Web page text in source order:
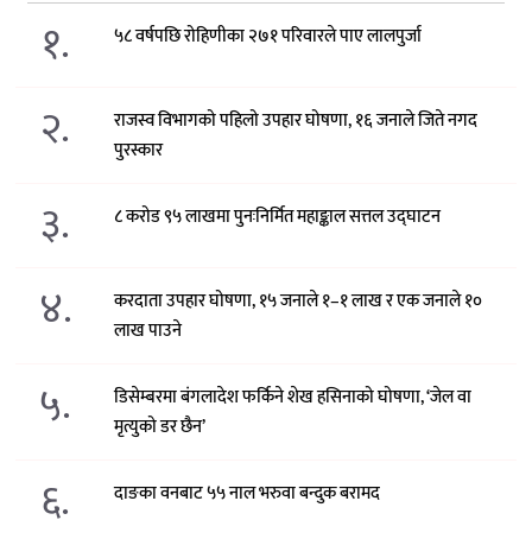
१. ५८ वर्षपछि रोहिणीका २७१ परिवारले पाए लालपुर्जा
२.
राजस्व विभागको पहिलो उपहार घोषणा, १६ जनाले जिते नगद
पुरस्कार
३. ८ करोड ९५ लाखमा पुनःनिर्मित महाङ्काल सत्तल उद्घाटन
४.
करदाता उपहार घोषणा, १५ जनाले १–१ लाख र एक जनाले १०
लाख पाउने
५.
डिसेम्बरमा बंगलादेश फर्किने शेख हसिनाको घोषणा, ‘जेल वा
मृत्युको डर छैन’
६. दाङका वनबाट ५५ नाल भरुवा बन्दुक बरामद